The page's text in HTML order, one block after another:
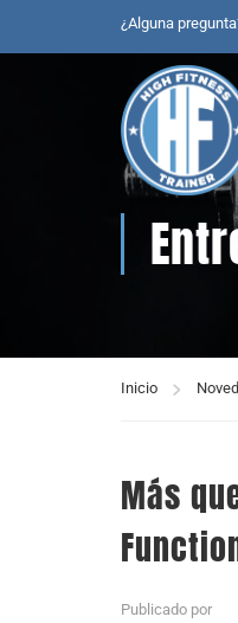
¿Alguna
Inicio
Más
Publicado por